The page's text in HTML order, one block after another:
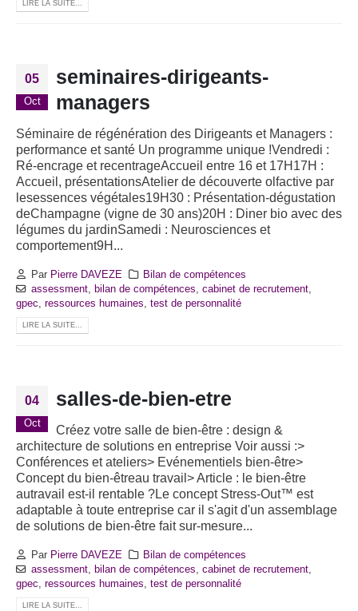
LIRE LA SUITE...
05
Oct
seminaires-dirigeants-
managers
Séminaire de régénération des Dirigeants et Managers :
performance et santé Un programme unique !Vendredi :
Ré-encrage et recentrageAccueil entre 16 et 17H17H :
Accueil, présentationsAtelier de découverte olfactive par
lesessences végétales19H30 : Présentation-dégustation
deChampagne (vigne de 30 ans)20H : Diner bio avec des
légumes du jardinSamedi : Neurosciences et
comportement9H...
Par Pierre DAVEZE
Bilan de compétences
assessment, bilan de compétences, cabinet de recrutement,
gpec, ressources humaines, test de personnalité
LIRE LA SUITE...
04
Oct
salles-de-bien-etre
Créez votre salle de bien-être : design &
architecture de solutions en entreprise Voir aussi :>
Conférences et ateliers> Evénementiels bien-être>
Concept du bien-êtreau travail> Article : le bien-être
autravail est-il rentable ?Le concept Stress-Out™ est
adaptable à toute entreprise car il s'agit d'un assemblage
de solutions de bien-être fait sur-mesure...
Par Pierre DAVEZE
Bilan de compétences
assessment, bilan de compétences, cabinet de recrutement,
gpec, ressources humaines, test de personnalité
LIRE LA SUITE...